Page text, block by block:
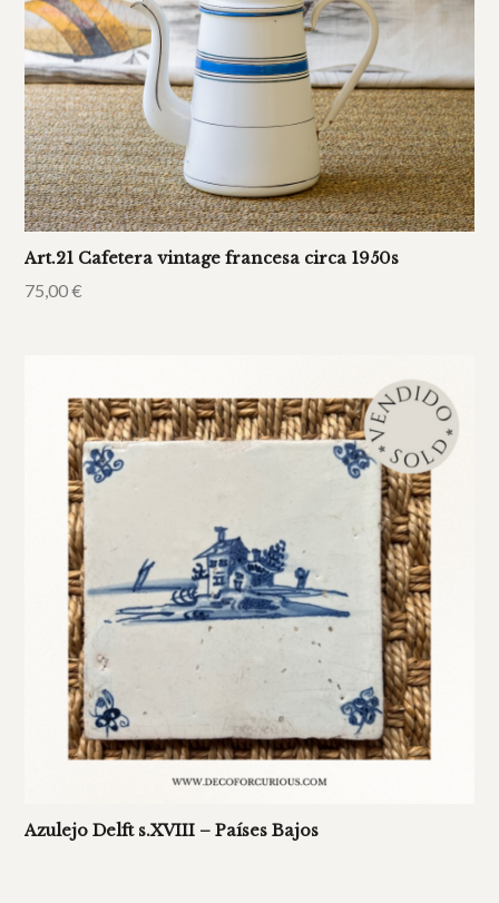
Art.21 Cafetera vintage francesa circa 1950s
75,00€
Azulejo Delft s.XVIII – Países Bajos